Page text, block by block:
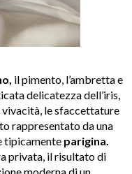
il pimento, l’ambretta e
delicatezza dell’iris,
vivacità, le sfaccettature
rappresentato da una
tipicamente parigina.
privata, il risultato di